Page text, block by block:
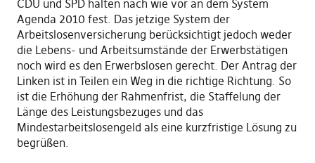
CDU und SPD halten nach wie vor an dem System
Agenda 2010 fest. Das jetzige System der
Arbeitslosenversicherung berücksichtigt jedoch weder
die Lebens- und Arbeitsumstände der Erwerbstätigen
noch wird es den Erwerbslosen gerecht. Der Antrag der
Linken ist in Teilen ein Weg in die richtige Richtung. So
ist die Erhöhung der Rahmenfrist, die Staffelung der
Länge des Leistungsbezuges und das
Mindestarbeitslosengeld als eine kurzfristige Lösung zu
begrüßen.